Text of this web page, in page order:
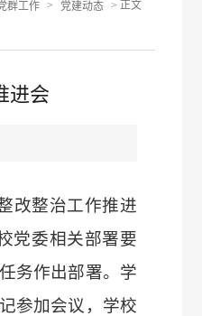
群工作 > 党建动态 > 正文
进会
改整治工作推进
党委相关部署要
务作出部署。学
参加会议，学校